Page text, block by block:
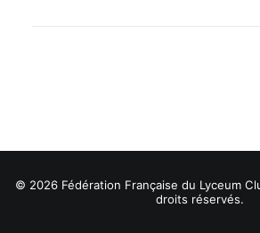
© 2026 Fédération Française du Lyceum
droits réservés.